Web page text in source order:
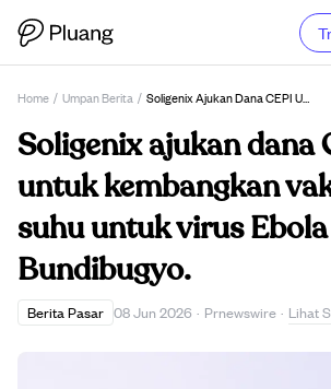
Home / Umpan Berita / Soligenix Ajukan Dana CEPI Untuk Kembangkan Vaksin Stabil Suhu Untuk Virus Ebola Bundibugyo.
Soligenix ajukan dana
untuk kembangkan
suhu untuk virus Ebola
Bundibugyo.
Berita Pasar 08 Jun 2026 · Prnewswire · Lihat